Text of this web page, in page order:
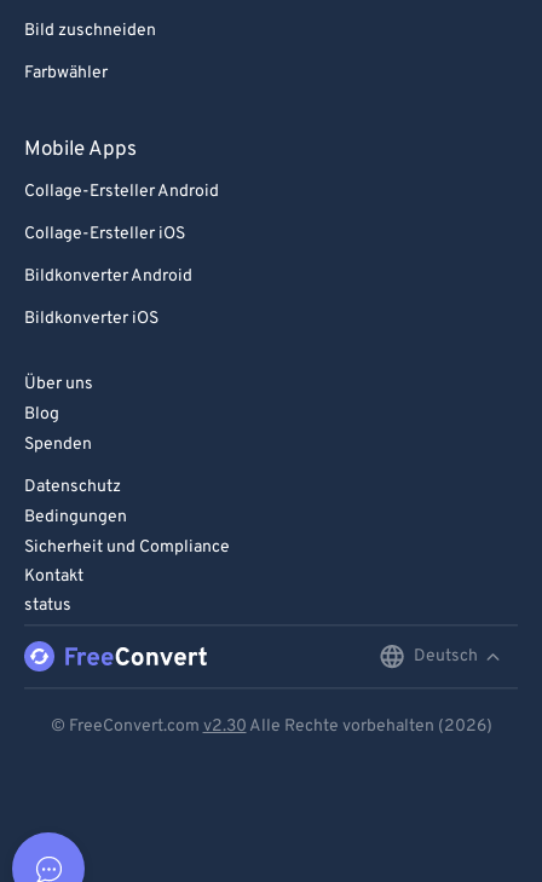
Bild zuschneiden
Farbwähler
Mobile Apps
Collage-Ersteller Android
Collage-Ersteller iOS
Bildkonverter Android
Bildkonverter iOS
Über uns
Blog
Spenden
Datenschutz
Bedingungen
Sicherheit und Compliance
Kontakt
status
Deutsch
© FreeConvert.com v2.30 Alle Rechte vorbehalten (2026)